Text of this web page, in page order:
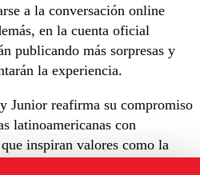
a la conversación online
en la cuenta oficial
publicando más sorpresas y
la experiencia.
Junior reafirma su compromiso
latinoamericanas con
inspiran valores como la